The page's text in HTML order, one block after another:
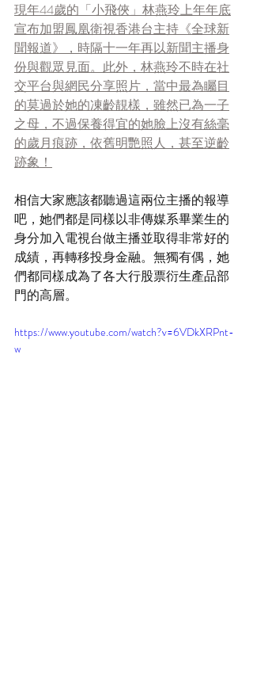
現年44歲的「小飛俠」林燕玲上年年底
宣布加盟鳳凰衛視香港台主持《全球新
聞報道》，時隔十一年再以新聞主播身
份與觀眾見面。此外，林燕玲不時在社
交平台與網民分享照片，當中最為矚目
的莫過於她的凍齡靚樣，雖然已為一子
之母，不過保養得宜的她臉上沒有絲毫
的歲月痕跡，依舊明艷照人，甚至逆齡
跡象！
相信大家應該都聽過這兩位主播的報導
吧，她們都是同樣以非傳媒系畢業生的
身分加入電視台做主播並取得非常好的
成績，再轉移投身金融。無獨有偶，她
們都同樣成為了各大行股票衍生產品部
門的高層。
https://www.youtube.com/watch?v=6VDkXRPnt-
w